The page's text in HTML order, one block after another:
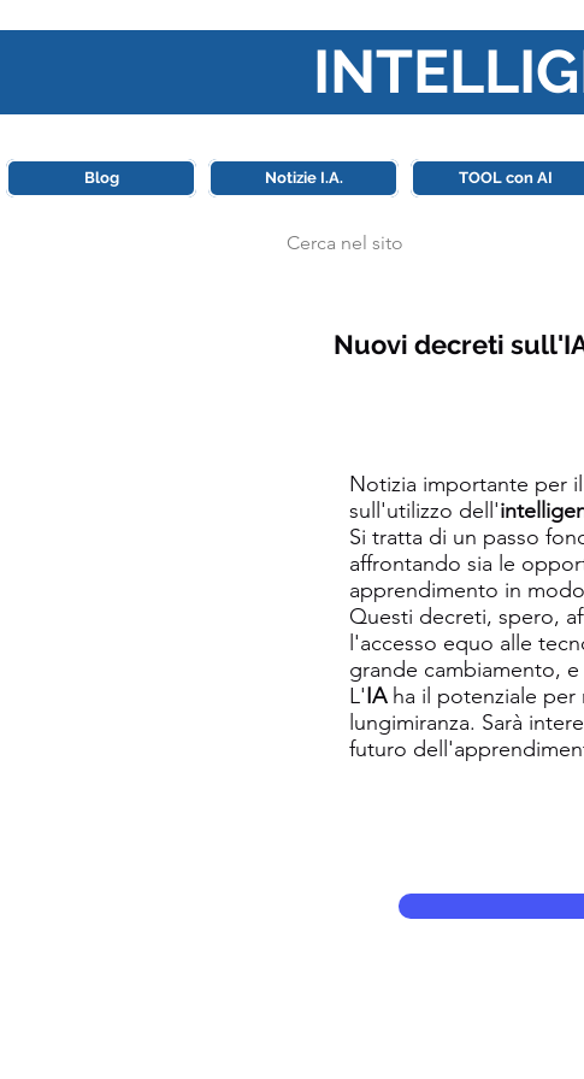
Blog Notizie I.A. TOOL con AI
Nuovi decreti
Notizia importante per
sull'utilizzo dell'
Si tratta di un passo
affrontando sia le
apprendimento in
Questi decreti, spero,
l'accesso equo alle
grande cambiamento, e
L'IAha il potenziale per
lungimiranza. Sarà
futuro